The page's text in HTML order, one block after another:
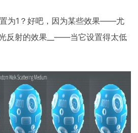
为1？好吧，因为某些效果——尤
反射的效果__——当它设置得太低